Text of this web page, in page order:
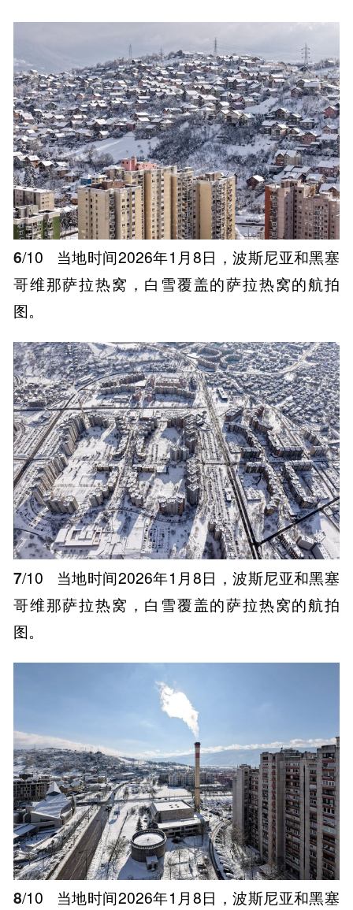
6/10
当地时间2026年1月8日，波斯尼亚和黑塞
哥维那萨拉热窝，白雪覆盖的萨拉热窝的航拍
图。
7/10
当地时间2026年1月8日，波斯尼亚和黑塞
哥维那萨拉热窝，白雪覆盖的萨拉热窝的航拍
图。
8/10
当地时间2026年1月8日，波斯尼亚和黑塞